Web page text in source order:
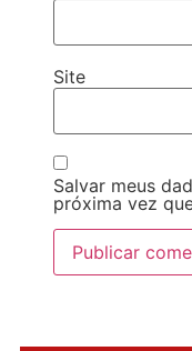
Site
Salvar meus
próxima vez